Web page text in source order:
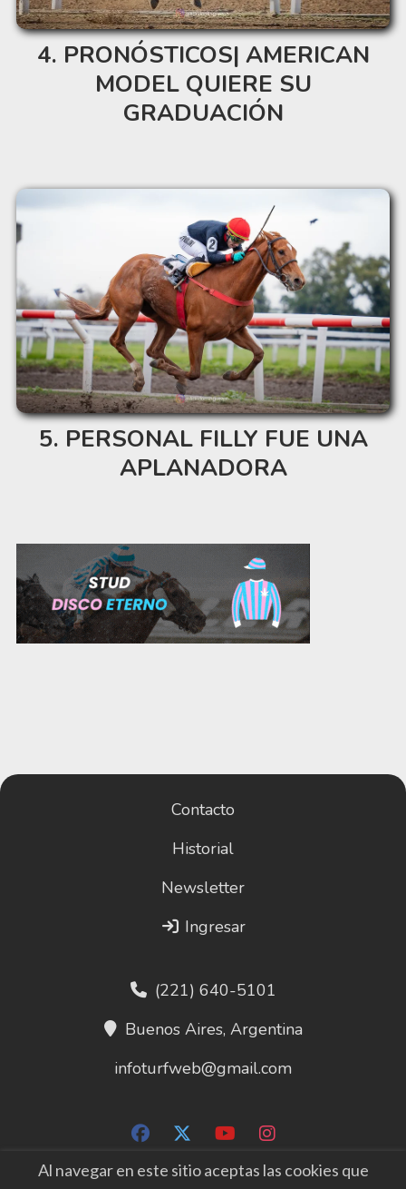
PRONÓSTICOS| AMERICAN
MODEL QUIERE SU
GRADUACIÓN
PERSONAL FILLY FUE UNA
APLANADORA
Contacto
Historial
Newsletter
Ingresar
(221) 640-5101
Buenos Aires, Argentina
infoturfweb@gmail.com
Al navegar en este sitio aceptas las cookies que